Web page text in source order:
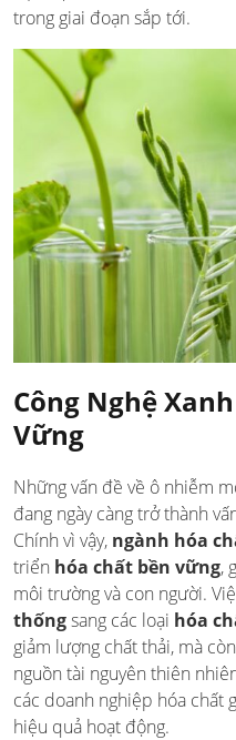
trong giai đoạn sắp tới.
Công Nghệ
Vững
Những vấn đề về ô nhiễm
đang ngày càng trở thành
Chính vì vậy, ngành hóa
triển hóa chất bền vững,
môi trường và con người.
thốngsang các loại hóa
giảm lượng chất thải, mà
nguồn tài nguyên thiên
các doanh nghiệp hóa chất
hiệu quả hoạt động.